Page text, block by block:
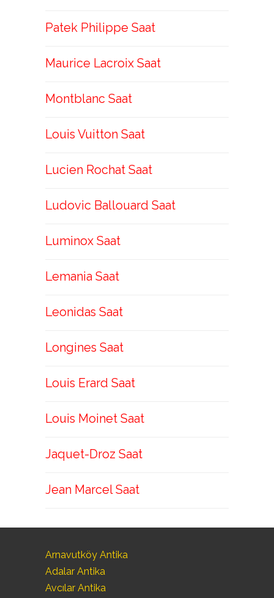
Patek Philippe Saat
Maurice Lacroix Saat
Montblanc Saat
Louis Vuitton Saat
Lucien Rochat Saat
Ludovic Ballouard Saat
Luminox Saat
Lemania Saat
Leonidas Saat
Longines Saat
Louis Erard Saat
Louis Moinet Saat
Jaquet-Droz Saat
Jean Marcel Saat
Arnavutköy Antika
Adalar Antika
Avcılar Antika